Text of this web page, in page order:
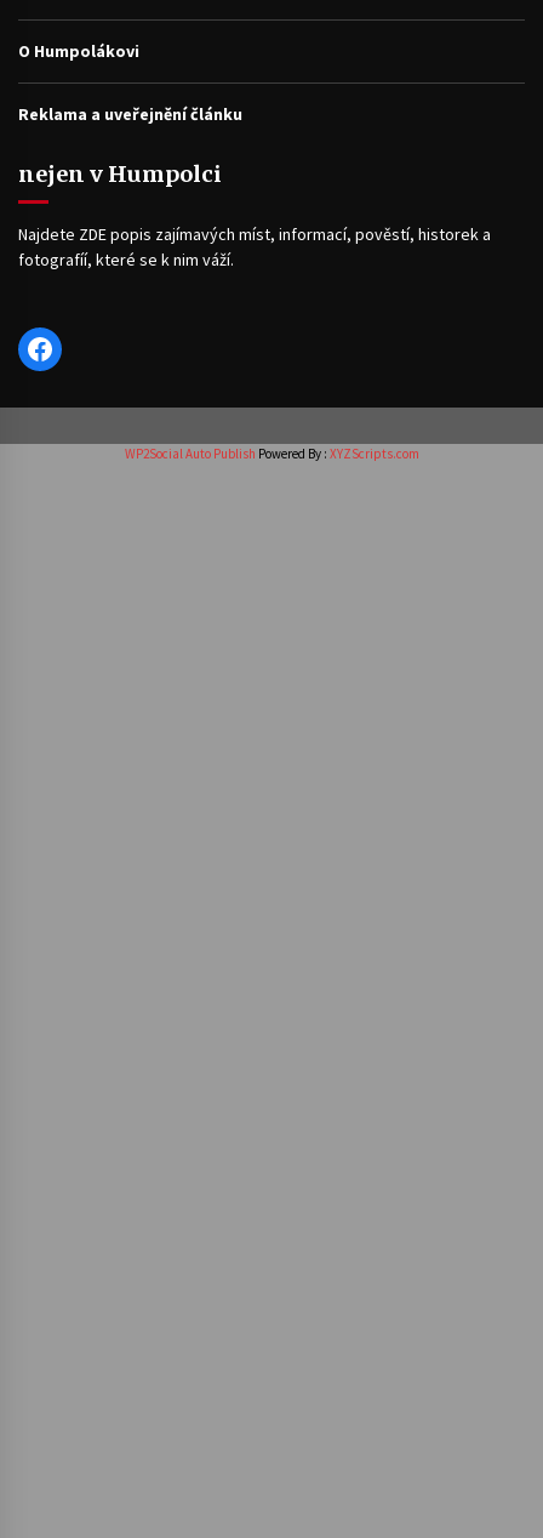
O Humpolákovi
Reklama a uveřejnění článku
nejen v Humpolci
Najdete ZDE popis zajímavých míst, informací, pověstí, historek a
fotografíí, které se k nim váží.
Facebook
WP2Social Auto Publish Powered By : XYZScripts.com